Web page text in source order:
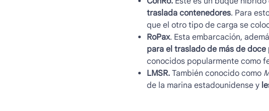
traslada contenedores. Para
que el otro tipo de carga se
RoPax. Esta embarcación,
para el traslado de más de doce
conocidos popularmente como
LMSR. También conocido como
de la marina estadounidense y